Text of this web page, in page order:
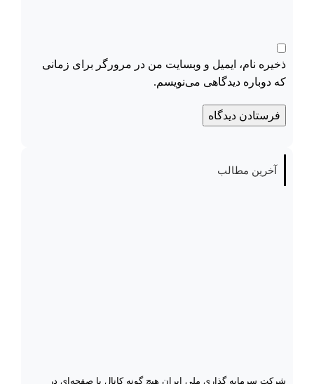
ذخیره نام، ایمیل و وبسایت من در مرورگر برای زمانی
که دوباره دیدگاهی می‌نویسم.
آخرین مطالب
شرکت سرمایه گذاری ملی ایران هیچ گونه کانال یا صفحه‌ای در